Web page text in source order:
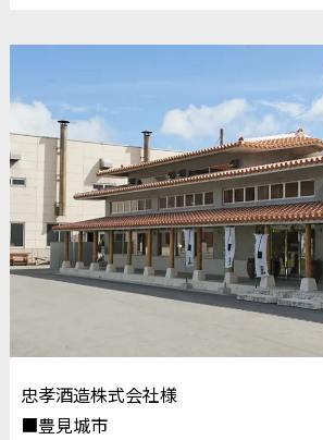
忠孝酒造株式会社様
■豊見城市